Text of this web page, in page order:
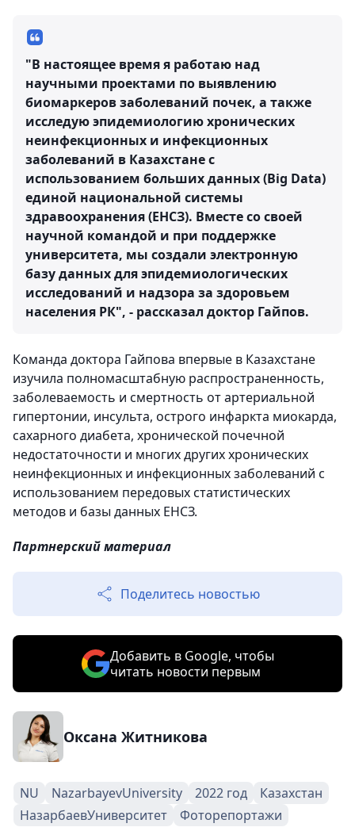
"В настоящее время я работаю над
научными проектами по выявлению
биомаркеров заболеваний почек, а также
исследую эпидемиологию хронических
неинфекционных и инфекционных
заболеваний в Казахстане с
использованием больших данных (Big Data)
единой национальной системы
здравоохранения (ЕНСЗ). Вместе со своей
научной командой и при поддержке
университета, мы создали электронную
базу данных для эпидемиологических
исследований и надзора за здоровьем
населения РК", - рассказал доктор Гайпов.
Команда доктора Гайпова впервые в Казахстане
изучила полномасштабную распространенность,
заболеваемость и смертность от артериальной
гипертонии, инсульта, острого инфаркта миокарда,
сахарного диабета, хронической почечной
недостаточности и многих других хронических
неинфекционных и инфекционных заболеваний с
использованием передовых статистических
методов и базы данных ЕНСЗ.
Партнерский материал
Поделитесь новостью
Добавить в Google, чтобы
читать новости первым
Оксана Житникова
NU NazarbayevUniversity 2022 год
Казахстан
НазарбаевУниверситет
Фоторепортажи